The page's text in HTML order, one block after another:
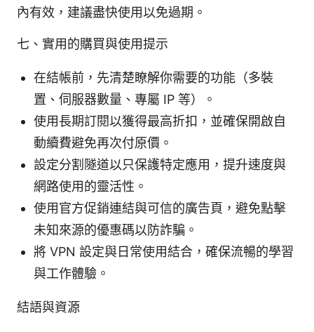
內有效，建議盡快使用以免過期。
七、實用的購買與使用提示
在結帳前，先清楚瞭解你需要的功能（多裝
置、伺服器數量、專屬 IP 等）。
使用長期訂閱以獲得最高折扣，並確保開啟自
動續費避免再次付原價。
設定分割隧道以只保護特定應用，提升速度與
網路使用的靈活性。
使用官方促銷連結與可信的廣告頁，避免點擊
未知來源的優惠碼以防詐騙。
將 VPN 設定與日常使用結合，確保流暢的學習
與工作體驗。
結語與資源